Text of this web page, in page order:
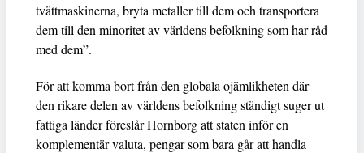
tvättmaskinerna, bryta metaller till dem och transportera
dem till den minoritet av världens befolkning som har råd
med dem”.
För att komma bort från den globala ojämlikheten där
den rikare delen av världens befolkning ständigt suger ut
fattiga länder föreslår Hornborg att staten inför en
komplementär valuta, pengar som bara går att handla